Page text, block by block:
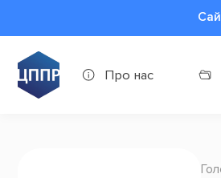
Про нас